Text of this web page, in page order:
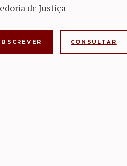
de Justiça
CONSULTAR